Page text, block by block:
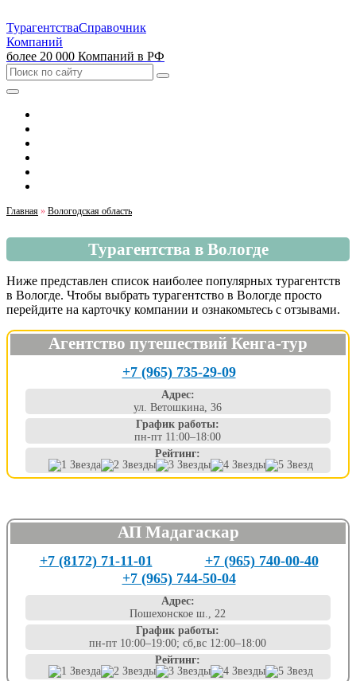
ТурагентстваСправочник
Компаний
более 20 000 Компаний в РФ
Главная » Вологодская область
Турагентства в Вологде
Ниже представлен список наиболее популярных турагентств
в Вологде. Чтобы выбрать турагентство в Вологде просто
перейдите на карточку компании и ознакомьтесь с отзывами.
Агентство путешествий Кенга-тур
+7 (965) 735-29-09
Адрес:
ул. Ветошкина, 36
График работы:
пн-пт 11:00–18:00
Рейтинг:
АП Мадагаскар
+7 (8172) 71-11-01
+7 (965) 740-00-40
+7 (965) 744-50-04
Адрес:
Пошехонское ш., 22
График работы:
пн-пт 10:00–19:00; сб,вс 12:00–18:00
Рейтинг: